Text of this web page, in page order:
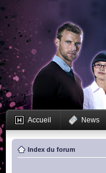
Accueil News
Index du forum